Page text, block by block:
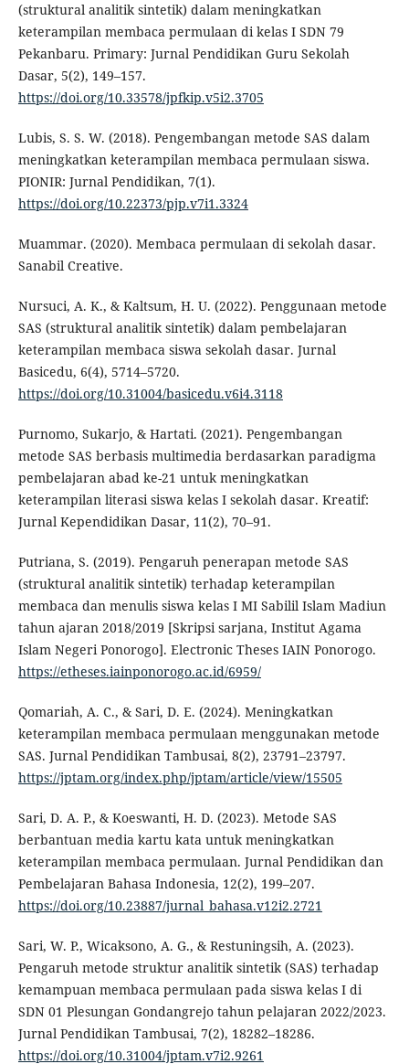
(struktural analitik sintetik) dalam meningkatkan
keterampilan membaca permulaan di kelas I SDN 79
Pekanbaru. Primary: Jurnal Pendidikan Guru Sekolah
Dasar, 5(2), 149–157.
https://doi.org/10.33578/jpfkip.v5i2.3705
Lubis, S. S. W. (2018). Pengembangan metode SAS dalam
meningkatkan keterampilan membaca permulaan siswa.
PIONIR: Jurnal Pendidikan, 7(1).
https://doi.org/10.22373/pjp.v7i1.3324
Muammar. (2020). Membaca permulaan di sekolah dasar.
Sanabil Creative.
Nursuci, A. K., & Kaltsum, H. U. (2022). Penggunaan metode
SAS (struktural analitik sintetik) dalam pembelajaran
keterampilan membaca siswa sekolah dasar. Jurnal
Basicedu, 6(4), 5714–5720.
https://doi.org/10.31004/basicedu.v6i4.3118
Purnomo, Sukarjo, & Hartati. (2021). Pengembangan
metode SAS berbasis multimedia berdasarkan paradigma
pembelajaran abad ke-21 untuk meningkatkan
keterampilan literasi siswa kelas I sekolah dasar. Kreatif:
Jurnal Kependidikan Dasar, 11(2), 70–91.
Putriana, S. (2019). Pengaruh penerapan metode SAS
(struktural analitik sintetik) terhadap keterampilan
membaca dan menulis siswa kelas I MI Sabilil Islam Madiun
tahun ajaran 2018/2019 [Skripsi sarjana, Institut Agama
Islam Negeri Ponorogo]. Electronic Theses IAIN Ponorogo.
https://etheses.iainponorogo.ac.id/6959/
Qomariah, A. C., & Sari, D. E. (2024). Meningkatkan
keterampilan membaca permulaan menggunakan metode
SAS. Jurnal Pendidikan Tambusai, 8(2), 23791–23797.
https://jptam.org/index.php/jptam/article/view/15505
Sari, D. A. P., & Koeswanti, H. D. (2023). Metode SAS
berbantuan media kartu kata untuk meningkatkan
keterampilan membaca permulaan. Jurnal Pendidikan dan
Pembelajaran Bahasa Indonesia, 12(2), 199–207.
https://doi.org/10.23887/jurnal_bahasa.v12i2.2721
Sari, W. P., Wicaksono, A. G., & Restuningsih, A. (2023).
Pengaruh metode struktur analitik sintetik (SAS) terhadap
kemampuan membaca permulaan pada siswa kelas I di
SDN 01 Plesungan Gondangrejo tahun pelajaran 2022/2023.
Jurnal Pendidikan Tambusai, 7(2), 18282–18286.
https://doi.org/10.31004/jptam.v7i2.9261